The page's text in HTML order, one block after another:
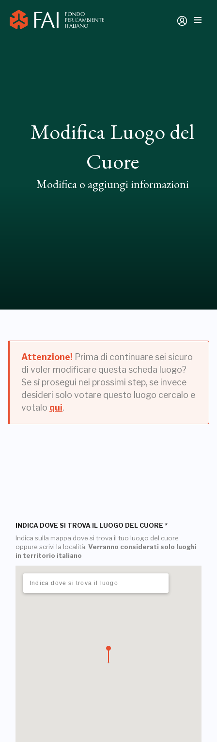
Modifica Luogo del
Cuore
Modifica o aggiungi informazioni
Attenzione! Prima di continuare sei sicuro
di voler modificare questa scheda luogo?
Se sì prosegui nei prossimi step, se invece
desideri solo votare questo luogo cercalo e
votalo qui.
INDICA DOVE SI TROVA IL LUOGO DEL CUORE *
Indica sulla mappa dove si trova il tuo luogo del cuore
oppure scrivi la località. Verranno considerati solo luoghi
in territorio italiano